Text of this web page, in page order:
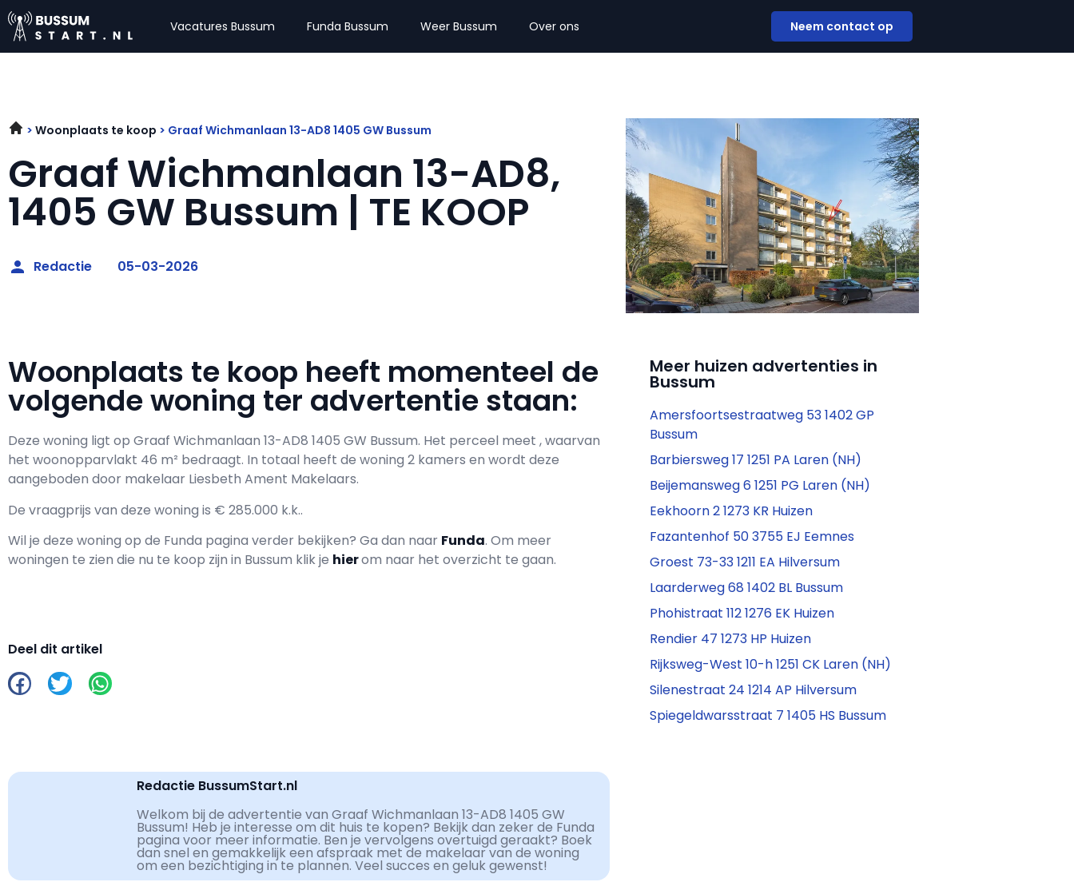
Vacatures Bussum Funda Bussum Weer Bussum Over ons Neem contact op
Woonplaats te koop Graaf Wichmanlaan 13-AD8 1405 GW Bussum
Graaf Wichmanlaan 13-AD8,
1405 GW Bussum | TE KOOP
Redactie 05-03-2026
Woonplaats te koop heeft momenteel de
volgende woning ter advertentie staan:
Deze woning ligt op Graaf Wichmanlaan 13-AD8 1405 GW Bussum. Het perceel meet , waarvan
het woonopparvlakt 46 m² bedraagt. In totaal heeft de woning 2 kamers en wordt deze
aangeboden door makelaar Liesbeth Ament Makelaars.
De vraagprijs van deze woning is € 285.000 k.k..
Wil je deze woning op de Funda pagina verder bekijken? Ga dan naar Funda. Om meer
woningen te zien die nu te koop zijn in Bussum klik je hierom naar het overzicht te gaan.
Deel dit artikel
Redactie BussumStart.nl
Welkom bij de advertentie van Graaf Wichmanlaan 13-AD8 1405 GW
Bussum! Heb je interesse om dit huis te kopen? Bekijk dan zeker de Funda
pagina voor meer informatie. Ben je vervolgens overtuigd geraakt? Boek
dan snel en gemakkelijk een afspraak met de makelaar van de woning
om een bezichtiging in te plannen. Veel succes en geluk gewenst!
Meer huizen advertenties in
Bussum
Amersfoortsestraatweg 53 1402 GP
Bussum
Barbiersweg 17 1251 PA Laren (NH)
Beijemansweg 6 1251 PG Laren (NH)
Eekhoorn 2 1273 KR Huizen
Fazantenhof 50 3755 EJ Eemnes
Groest 73-33 1211 EA Hilversum
Laarderweg 68 1402 BL Bussum
Phohistraat 112 1276 EK Huizen
Rendier 47 1273 HP Huizen
Rijksweg-West 10-h 1251 CK Laren (NH)
Silenestraat 24 1214 AP Hilversum
Spiegeldwarsstraat 7 1405 HS Bussum